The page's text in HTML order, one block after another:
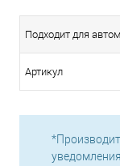
Подходит для
Артикул